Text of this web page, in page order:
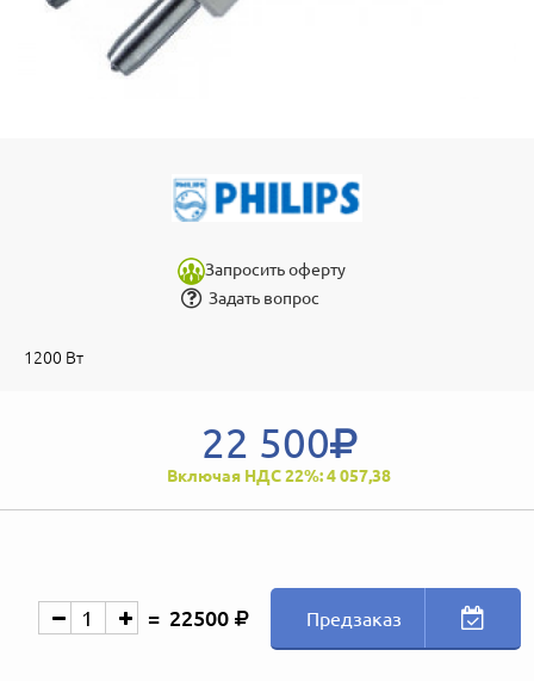
Запросить оферту
Задать вопрос
1200 Вт
22 500
Включая НДС 22%: 4 057,38
22500 Предзаказ